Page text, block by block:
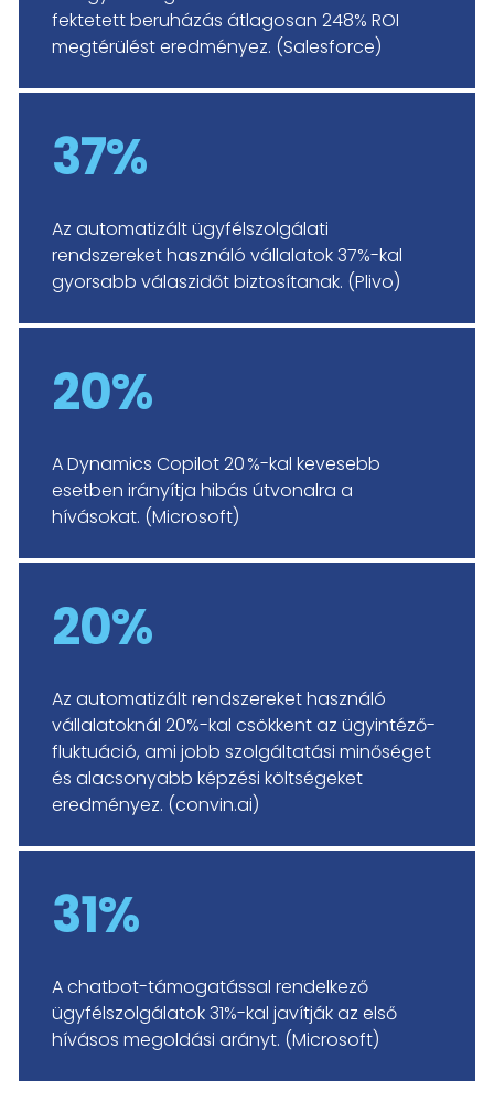
fektetett beruházás átlagosan 248% ROI
megtérülést eredményez. (Salesforce)
37%
Az automatizált ügyfélszolgálati
rendszereket használó vállalatok 37%-kal
gyorsabb válaszidőt biztosítanak. (Plivo)
20%
A Dynamics Copilot 20 %-kal kevesebb
esetben irányítja hibás útvonalra a
hívásokat. (Microsoft)
20%
Az automatizált rendszereket használó
vállalatoknál 20%-kal csökkent az ügyintéző-
fluktuáció, ami jobb szolgáltatási minőséget
és alacsonyabb képzési költségeket
eredményez. (convin.ai)
31%
A chatbot-támogatással rendelkező
ügyfélszolgálatok 31%-kal javítják az első
hívásos megoldási arányt. (Microsoft)